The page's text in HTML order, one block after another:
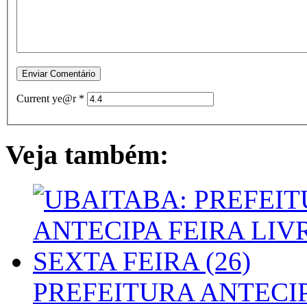
Current ye@r *
Veja também:
PREFEITURA